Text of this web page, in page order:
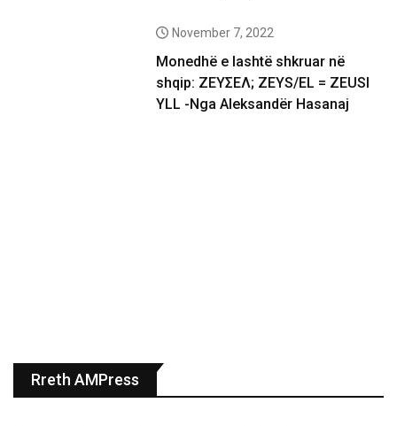
November 7, 2022
Monedhë e lashtë shkruar në
shqip: ΖΕΥΣΕΛ; ZEYS/EL = ZEUSI
YLL -Nga Aleksandër Hasanaj
Rreth AMPress